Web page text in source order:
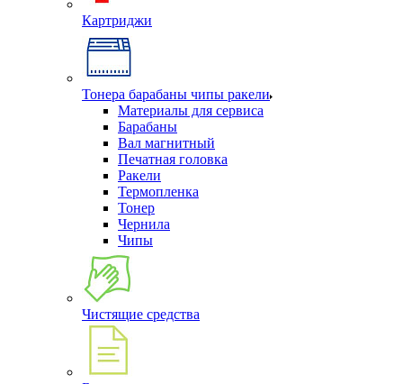
Картриджи
Тонера барабаны чипы ракели
Материалы для сервиса
Барабаны
Вал магнитный
Печатная головка
Ракели
Термопленка
Тонер
Чернила
Чипы
Чистящие средства